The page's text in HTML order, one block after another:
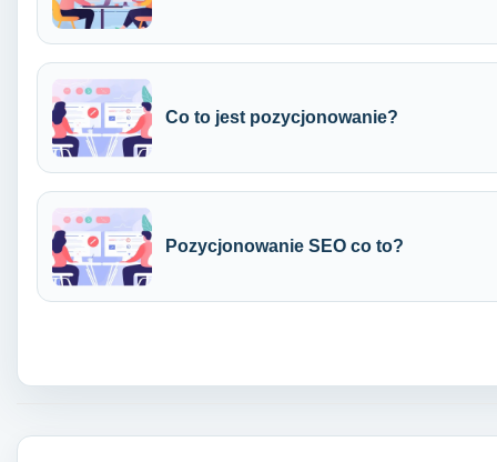
Co to jest pozycjonowanie?
Pozycjonowanie SEO co to?
Nawigacja wpisu